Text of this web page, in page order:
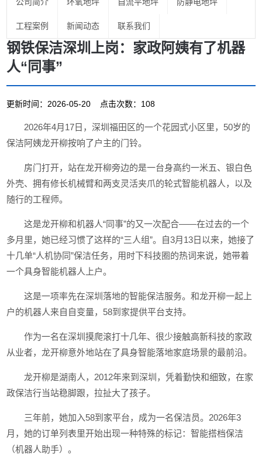
工程案例 新闻动态 联系我们
钢铁保洁深圳上岗：家政阿姨有了机器
人“同事”
更新时间：2026-05-20 点击次数：108
2026年4月17日，深圳福田区的一个花园式小区里，50岁的
保洁阿姨龙开柳按响了户主的门铃。
房门打开，站在龙开柳旁边的是一台身高约一米五、银白色
外壳、拥有修长机械臂和两支灵活夹爪的轮式智能机器人，以及
随行的工程师。
这是龙开柳和机器人“同事”的又一次配合——在过去的一个
多月里，她已经习惯了这样的“三人组”。自3月13日以来，她接了
十几单“人机协同”保洁任务，用时下科技圈的热词来说，她带着
一个具身智能机器人上户。
这是一项率先在深圳落地的智能保洁服务。和龙开柳一起上
户的机器人来自自变量，58到家提供平台支持。
作为一名在深圳摸爬滚打十几年、很少接触高新科技的家政
从业者，龙开柳意外地站在了具身智能落地家庭场景的最前沿。
龙开柳是湖南人，2012年来到深圳，凭着勤快和细致，在家
政保洁行当站稳脚跟，拉扯大了孩子。
三年前，她加入58到家平台，成为一名保洁员。2026年3
月，她的订单列表里开始出现一种特殊的标记：智能搭档保洁
（机器人助手）。